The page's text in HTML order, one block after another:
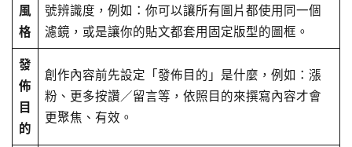
風
格
號辨識度，例如：你可以讓所有圖片都使用同一個
濾鏡，或是讓你的貼文都套用固定版型的圖框。
發
佈
目
的
創作內容前先設定「發佈目的」是什麼，例如：漲
粉、更多按讚／留言等，依照目的來撰寫內容才會
更聚焦、有效。